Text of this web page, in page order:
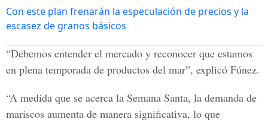
Con este plan frenarán la especulación de precios y la
escasez de granos básicos
“Debemos entender el mercado y reconocer que estamos
en plena temporada de productos del mar”, explicó Fúnez.
“A medida que se acerca la Semana Santa, la demanda de
mariscos aumenta de manera significativa, lo que